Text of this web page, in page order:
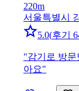
220m
서울특별시
5.0(후기
"감기로 방
아요"